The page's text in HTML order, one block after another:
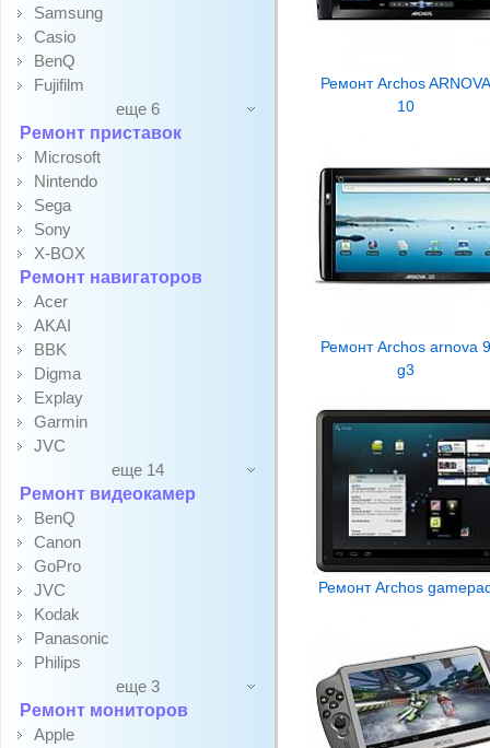
Samsung
Casio
BenQ
Fujifilm
еще 6
Ремонт приставок
Microsoft
Nintendo
Sega
Sony
X-BOX
Ремонт навигаторов
Acer
AKAI
BBK
Digma
Explay
Garmin
JVC
еще 14
Ремонт видеокамер
BenQ
Canon
GoPro
JVC
Kodak
Panasonic
Philips
еще 3
Ремонт мониторов
Apple
Ремонт Archos ARNOVA
10
Ремонт Archos arnova 9
g3
Ремонт Archos